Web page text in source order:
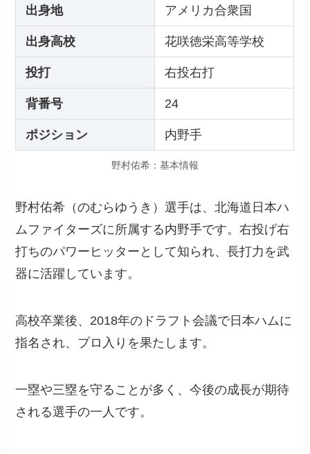
出身地 アメリカ合衆国
出身高校 花咲徳栄高等学校
投打 右投右打
背番号 24
ポジション 内野手
野村佑希：基本情報
野村佑希（のむらゆうき）選手は、北海道日本ハ
ムファイターズに所属する内野手です。右投げ右
打ちのパワーヒッターとして知られ、長打力を武
器に活躍しています。
高校卒業後、2018年のドラフト会議で日本ハムに
指名され、プロ入りを果たします。
一塁や三塁を守ることが多く、今後の成長が期待
される選手の一人です。